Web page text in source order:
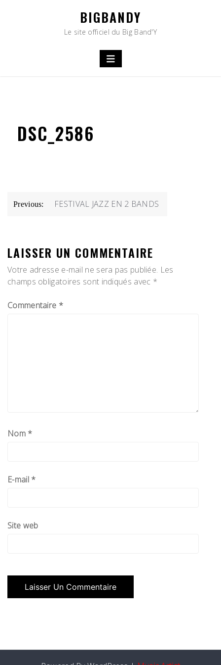
BIGBANDY
Le site officiel du Big Band'Y
DSC_2586
NAVIGATION
Previous: FESTIVAL JAZZ EN 2 BANDS
LAISSER UN COMMENTAIRE
Votre adresse e-mail ne sera pas publiée. Les
champs obligatoires sont indiqués avec *
Commentaire *
Nom *
E-mail *
Site web